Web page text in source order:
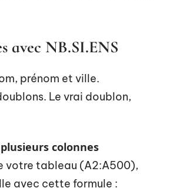
avec NB.SI.ENS
prénom et ville.
Le vrai doublon,
colonnes
votre tableau (A2:A500),
avec cette formule :